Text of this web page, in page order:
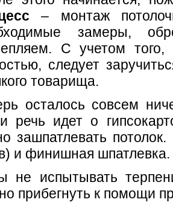
– монтаж
замеры,
С учетом
следует
товарища.
осталось совсем
речь идет о
зашпатлевать
и финишная шпатлевка.
не испытывать
прибегнуть к помощи